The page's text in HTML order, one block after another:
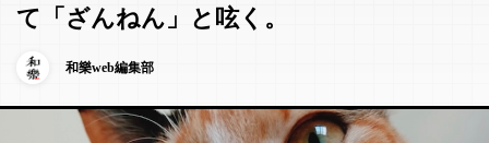
て「ざんねん」と呟く。
和樂web編集部